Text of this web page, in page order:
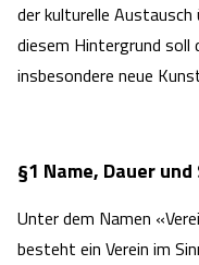
der kulturelle
diesem Hintergrund soll
insbesondere neue
§1 Name, Dauer
Unter dem Namen
besteht ein Verein im